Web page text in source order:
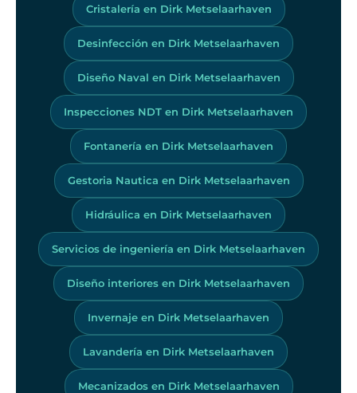
Cristalería en Dirk Metselaarhaven
Desinfección en Dirk Metselaarhaven
Diseño Naval en Dirk Metselaarhaven
Inspecciones NDT en Dirk Metselaarhaven
Fontanería en Dirk Metselaarhaven
Gestoria Nautica en Dirk Metselaarhaven
Hidráulica en Dirk Metselaarhaven
Servicios de ingeniería en Dirk Metselaarhaven
Diseño interiores en Dirk Metselaarhaven
Invernaje en Dirk Metselaarhaven
Lavandería en Dirk Metselaarhaven
Mecanizados en Dirk Metselaarhaven